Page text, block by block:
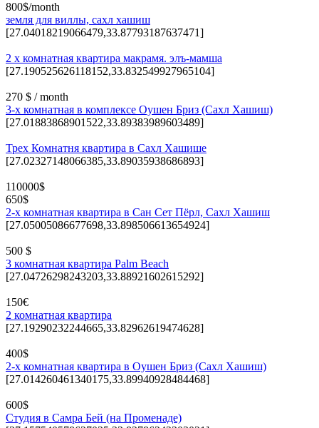
800$/month
земля для виллы, сахл хашиш
[27.04018219066479,33.87793187637471]
2 х комнатная квартира макрамя. элъ-мамша
[27.190525626118152,33.832549927965104]
270 $ / month
3-х комнатная в комплексе Оушен Бриз (Сахл Хашиш)
[27.01883868901522,33.89383989603489]
Трех Комнатня квартира в Сахл Хашише
[27.02327148066385,33.89035938686893]
110000$
650$
2-х комнатная квартира в Сан Сет Пёрл, Сахл Хашиш
[27.05005086677698,33.898506613654924]
500 $
3 комнатная квартира Palm Beach
[27.04726298243203,33.88921602615292]
150€
2 комнатная квартира
[27.19290232244665,33.82962619474628]
400$
2-х комнатная квартира в Оушен Бриз (Сахл Хашиш)
[27.014260461340175,33.89940928484468]
600$
Студия в Самра Бей (на Променаде)